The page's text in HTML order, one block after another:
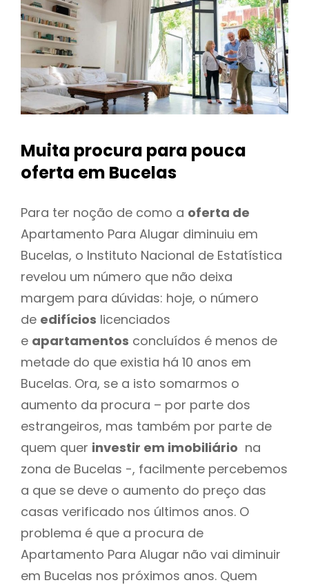
Muita procura para pouca
oferta em Bucelas
Para ter noção de como a oferta de
Apartamento Para Alugar diminuiu em
Bucelas, o Instituto Nacional de Estatística
revelou um número que não deixa
margem para dúvidas: hoje, o número
de edifícios licenciados
e apartamentos concluídos é menos de
metade do que existia há 10 anos em
Bucelas. Ora, se a isto somarmos o
aumento da procura – por parte dos
estrangeiros, mas também por parte de
quem quer investir em imobiliário na
zona de Bucelas -, facilmente percebemos
a que se deve o aumento do preço das
casas verificado nos últimos anos. O
problema é que a procura de
Apartamento Para Alugar não vai diminuir
em Bucelas nos próximos anos. Quem